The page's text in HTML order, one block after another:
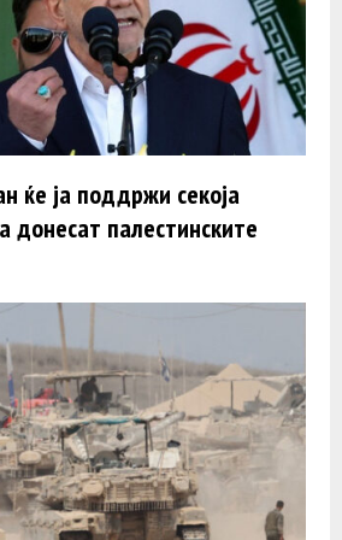
ќе ја поддржи секоја
донесат палестинските